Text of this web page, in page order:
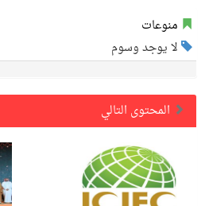
منوعات
لا يوجد وسوم
المحتوى التالي